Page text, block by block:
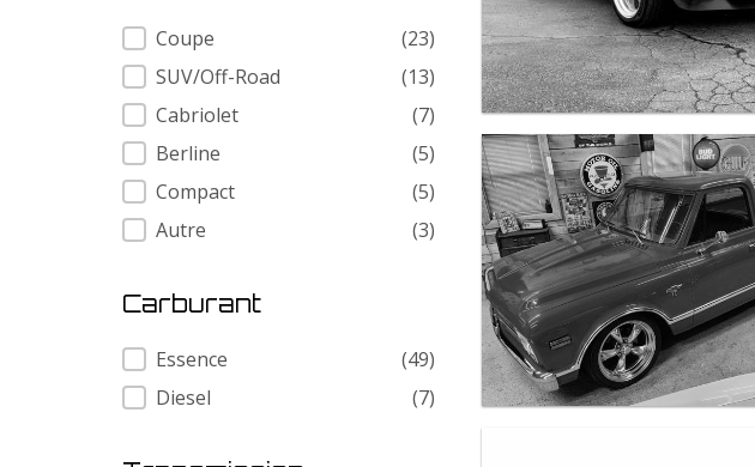
Carrosserie
Coupe
(23)
SUV/Off-Road
(13)
Cabriolet
(7)
Berline
(5)
Compact
(5)
Autre
(3)
Carburant
Carburant
Essence
(49)
Diesel
(7)